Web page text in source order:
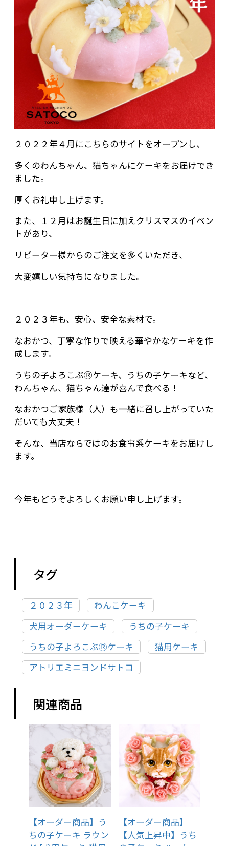
２０２２年４月にこちらのサイトをオープンし、
多くのわんちゃん、猫ちゃんにケーキをお届けでき
ました。
厚くお礼申し上げます。
また、１２月はお誕生日に加えクリスマスのイベン
トがあり、
リピーター様からのご注文を多くいただき、
大変嬉しい気持ちになりました。
２０２３年も、安心、安全な素材で。
なおかつ、丁寧な作りで映える華やかなケーキを作
成します。
うちの子よろこぶⓇケーキ、うちの子ケーキなど、
わんちゃん、猫ちゃん達が喜んで食べる！
なおかつご家族様（人）も一緒に召し上がっていた
だいても大丈夫！
そんな、当店ならではのお食事系ケーキをお届けし
ます。
今年もどうぞよろしくお願い申し上げます。
タグ
２０２３年
わんこケーキ
犬用オーダーケーキ
うちの子ケーキ
うちの子よろこぶⓇケーキ
猫用ケーキ
アトリエミニヨンドサトコ
関連商品
【オーダー商品】う
ちの子ケーキ ラウン
【オーダー商品】
【人気上昇中】うち